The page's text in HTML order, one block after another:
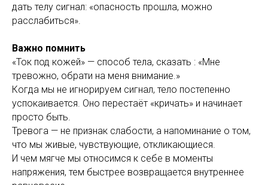
дать телу сигнал: «опасность прошла, можно
расслабиться».
Важно помнить
«Ток под кожей» — способ тела, сказать : «Мне
тревожно, обрати на меня внимание.»
Когда мы не игнорируем сигнал, тело постепенно
успокаивается. Оно перестаёт «кричать» и начинает
просто быть.
Тревога — не признак слабости, а напоминание о том,
что мы живые, чувствующие, откликающиеся.
И чем мягче мы относимся к себе в моменты
напряжения, тем быстрее возвращается внутреннее